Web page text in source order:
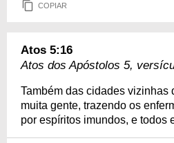
COPIAR
Atos 5:16
Atos dos Apóstolos 5,
Também das cidades vizinhas
muita gente, trazendo os
por espíritos imundos, e todos